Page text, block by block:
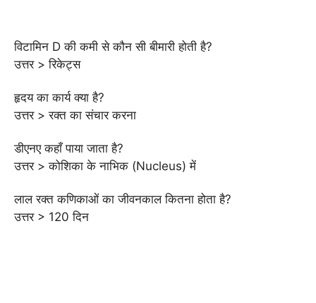
विटामिन D की कमी से कौन सी बीमारी होती है?
उत्तर > रिकेट्स
हृदय का कार्य क्या है?
उत्तर > रक्त का संचार करना
डीएनए कहाँ पाया जाता है?
उत्तर > कोशिका के नाभिक (Nucleus) में
लाल रक्त कणिकाओं का जीवनकाल कितना होता है?
उत्तर > 120 दिन